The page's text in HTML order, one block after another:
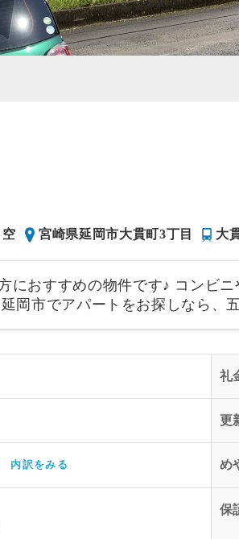
空 宮崎県延岡市大貫町3丁目 大
におすすめの物件です♪ コンビ
岡市でアパートをお探しなら、
礼
更
内訳をみる め
保